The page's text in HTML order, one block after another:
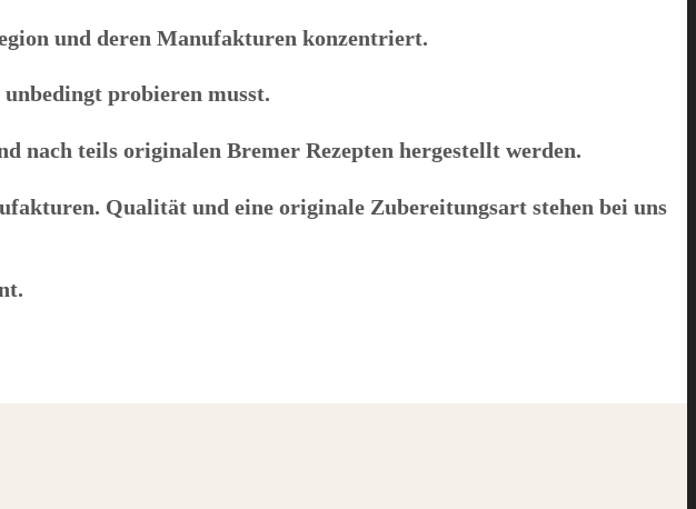
und deren Manufakturen konzentriert.
probieren musst.
nach teils originalen Bremer Rezepten hergestellt werden.
Qualität und eine originale Zubereitungsart stehen bei uns